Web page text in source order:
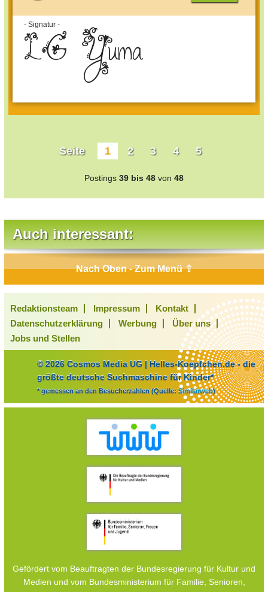
- Signatur -
LG Yuma
Seite 1 2 3 4 5
Postings 39 bis 48 von 48
Auch interessant:
Nach Oben - Zum Menü ⇧
Redaktionsteam Impressum
Kontakt
Datenschutzerklärung
Werbung
Über uns
Jobs und Stellen
© 2026 Cosmos Media UG | Helles-Koepfchen.de - die
größte deutsche Suchmaschine für Kinder*
* gemessen an den Besucherzahlen (Quelle: Similarweb)
Gefördert vom Beauftragten der Bundesregierung für Kultur und
Medien und vom Bundesministerium für Familie, Senioren,